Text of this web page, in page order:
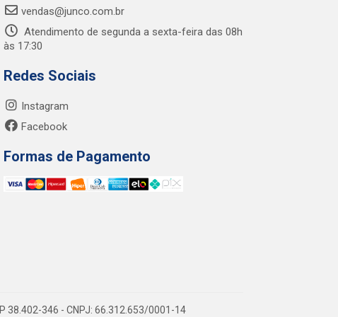
vendas@junco.com.br
Atendimento de segunda a sexta-feira das 08h
às 17:30
Redes Sociais
Instagram
Facebook
Formas de Pagamento
38.402-346 - CNPJ: 66.312.653/0001-14